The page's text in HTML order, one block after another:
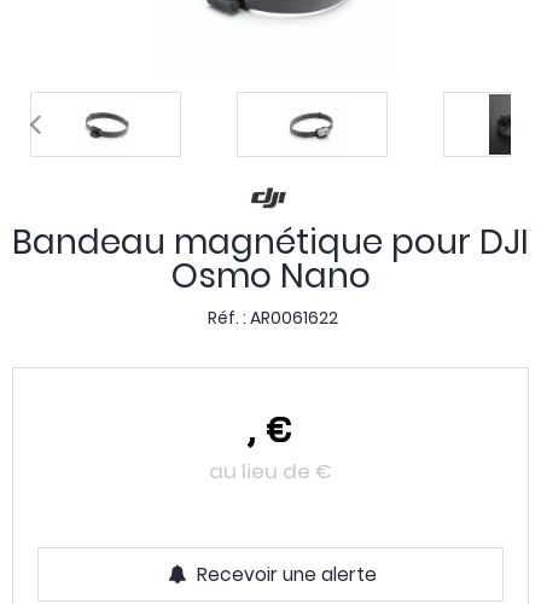
Bandeau magnétique pour DJI
Osmo Nano
Réf. : AR0061622
, €
au lieu de €
Recevoir une alerte